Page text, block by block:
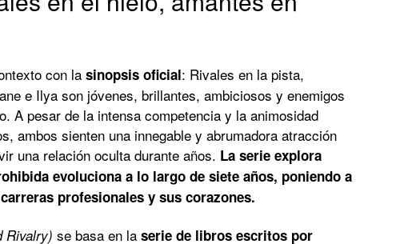
con la sinopsis oficial: Rivales en la pista,
e Ilya son jóvenes, brillantes, ambiciosos y enemigos
A pesar de la intensa competencia y la animosidad
ambos sienten una innegable y abrumadora atracción
una relación oculta durante años. La serie explora
evoluciona a lo largo de siete años, poniendo a
profesionales y sus corazones.
Rivalry) se basa en la serie de libros escritos por